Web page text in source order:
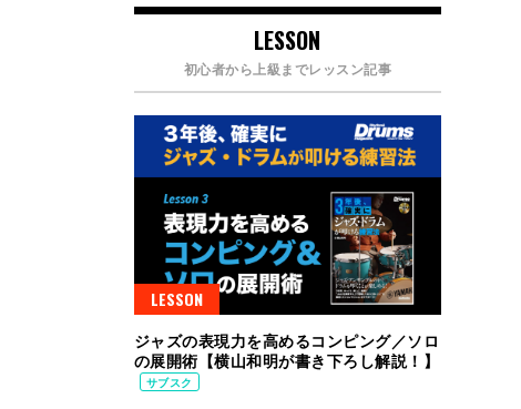
LESSON
初心者から上級までレッスン記事
LESSON
ジャズの表現力を高めるコンピング／ソロ
の展開術【横山和明が書き下ろし解説！】
サブスク